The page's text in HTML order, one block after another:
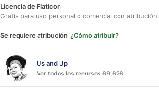
Licencia de Flaticon
Gratis para uso personal o comercial con atribución.
Se requiere atribución ¿Cómo atribuir?
Us and Up
Ver todos los recursos 69,626